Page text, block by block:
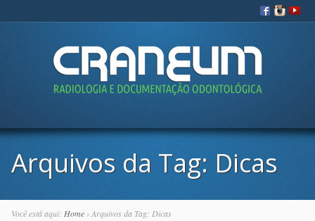
Ir para:
Arquivos da Tag: Dicas
Você está aqui: Home› Arquivos da Tag: Dicas